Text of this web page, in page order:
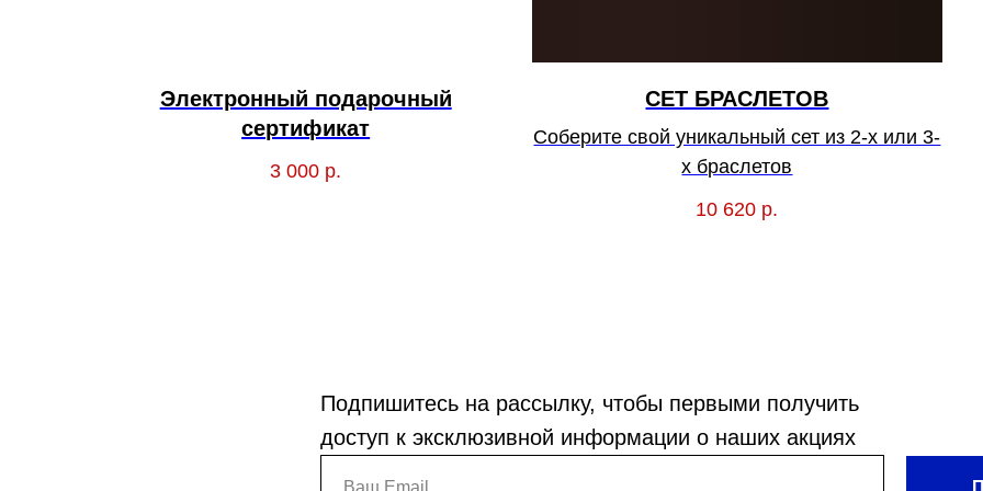
Электронный подарочный
сертификат
3 000 р.
СЕТ БРАСЛЕТОВ
Соберите свой уникальный сет из 2-х или 3-
х браслетов
10 620 р.
Подпишитесь на рассылку, чтобы первыми получить
доступ к эксклюзивной информации о наших акциях